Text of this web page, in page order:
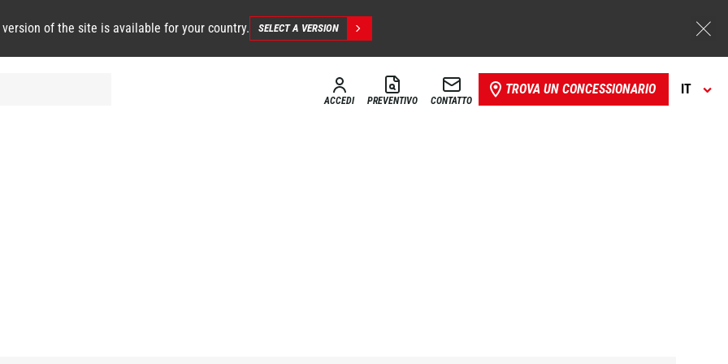
version of the site is available for your country. SELECT A VERSION
ACCEDI PREVENTIVO CONTATTO
TROVA UN CONCESSIONARIO IT